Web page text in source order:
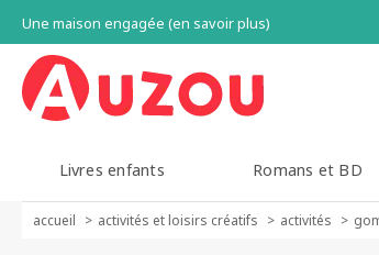
Une maison engagée (en savoir plus)
Livres enfants Romans et BD
accueil activités et loisirs créatifs activités